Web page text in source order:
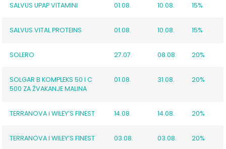
SALVUS UPAP VITAMINI 01.08. 10.08. 15%
SALVUS VITAL PROTEINS 01.08. 10.08. 15%
SOLERO 27.07. 08.08. 20%
SOLGAR B KOMPLEKS 50 I C
500 ZA ŽVAKANJE MALINA
01.08. 31.08. 20%
TERRANOVA i WILEY’S FINEST 14.08. 14.08. 20%
TERRANOVA I WILEY’S FINEST 03.08. 03.08. 20%